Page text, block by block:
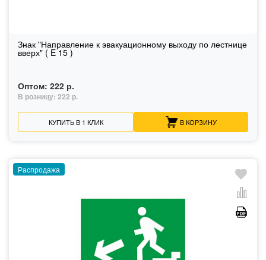
Знак "Направление к эвакуационному выходу по лестнице
вверх" ( E 15 )
Оптом: 222 р.
В розницу: 222 р.
КУПИТЬ В 1 КЛИК В КОРЗИНУ
Распродажа